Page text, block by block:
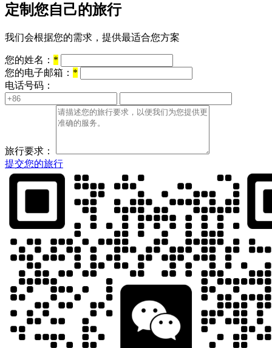
定制您自己的旅行
我们会根据您的需求，提供最适合您方案
您的姓名： *
您的电子邮箱： *
电话号码：
旅行要求：
提交您的旅行